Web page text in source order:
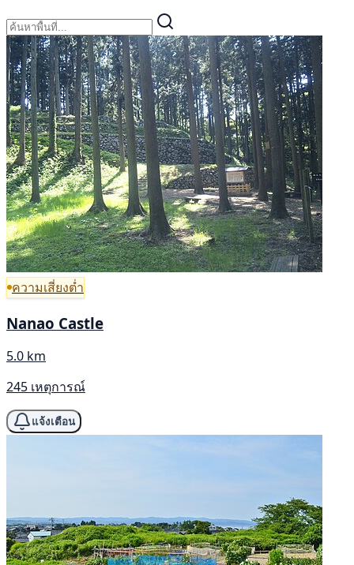
ความเสี่ยงต่ำ
Nanao Castle
5.0 km
245 เหตุการณ์
แจ้งเตือน